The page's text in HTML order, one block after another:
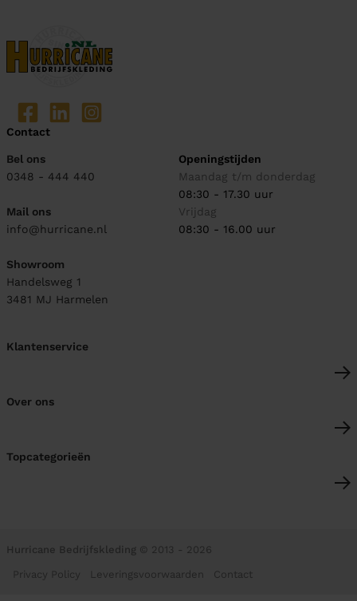
Contact
Bel ons
0348 - 444 440
Mail ons
info@hurricane.nl
Showroom
Handelsweg 1
3481 MJ Harmelen
Openingstijden
Maandag t/m donderdag
08:30 - 17.30 uur
Vrijdag
08:30 - 16.00 uur
Klantenservice
Over ons
Topcategorieën
Hurricane Bedrijfskleding © 2013 - 2026
Privacy Policy Leveringsvoorwaarden Contact